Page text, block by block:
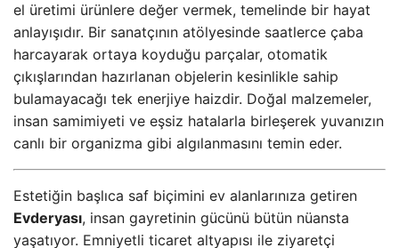
el üretimi ürünlere değer vermek, temelinde bir hayat
anlayışıdır. Bir sanatçının atölyesinde saatlerce çaba
harcayarak ortaya koyduğu parçalar, otomatik
çıkışlarından hazırlanan objelerin kesinlikle sahip
bulamayacağı tek enerjiye haizdir. Doğal malzemeler,
insan samimiyeti ve eşsiz hatalarla birleşerek yuvanızın
canlı bir organizma gibi algılanmasını temin eder.
Estetiğin başlıca saf biçimini ev alanlarınıza getiren
Evderyası, insan gayretinin gücünü bütün nüansta
yaşatıyor. Emniyetli ticaret altyapısı ile ziyaretçi